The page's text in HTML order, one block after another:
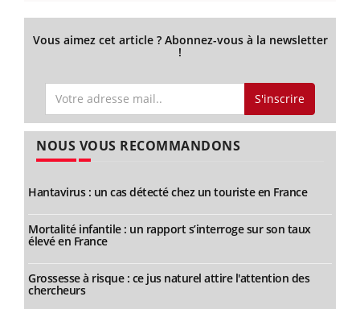
Vous aimez cet article ? Abonnez-vous à la newsletter
!
S'inscrire
NOUS VOUS RECOMMANDONS
Hantavirus : un cas détecté chez un touriste en France
Mortalité infantile : un rapport s’interroge sur son taux
élevé en France
Grossesse à risque : ce jus naturel attire l'attention des
chercheurs